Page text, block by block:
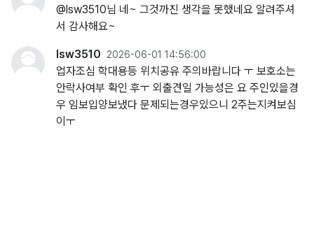
@lsw3510님 네~ 그것까진 생각을 못했네요 알려주셔
서 감사해요~
lsw3510 2026-06-01 14:56:00
업자조심 학대용등 위치공유 주의바랍니다 ㅜ 보호소는
안락사여부 확인 후ㅜ 외출견일 가능성은 요 주인있을경
우 임보입양보냈다 문제되는경우있으니 2주는지켜보심
이ㅜ